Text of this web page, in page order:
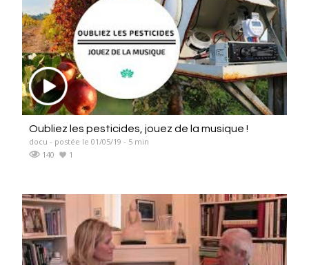
Oubliez les pesticides, jouez de la musique !
docu - postée le 01/05/19 - 5 min
140
1